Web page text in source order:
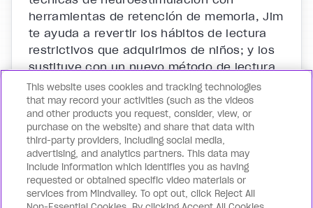
herramientas de retención de memoria, Jim
te ayuda a revertir los hábitos de lectura
restrictivos que adquirimos de niños; y los
sustituye con un nuevo método de lectura
que te ayuda a absorber e internalizar
palabras al doble de la velocidad.
El impacto de tu
This website uses cookies and tracking technologies
that may record your activities (such as the videos
and other products you request, consider, view, or
purchase on the website) and share that data with
third-party providers, including social media,
advertising, and analytics partners. This data may
include information which identifies you as having
requested or obtained specific video materials or
services from Mindvalley. To opt out, click Reject All